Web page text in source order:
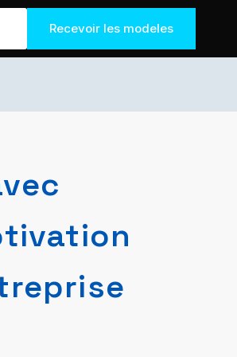
Recevoir les modeles